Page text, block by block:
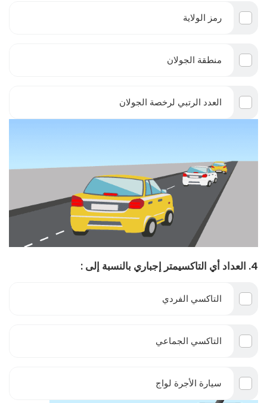
رمز الولاية
منطقة الجولان
العدد الرتبي لرخصة الجولان
4. العداد أي التاكسيمتر إجباري بالنسبة إلى :
التاكسي الفردي
التاكسي الجماعي
سيارة الأجرة لواج